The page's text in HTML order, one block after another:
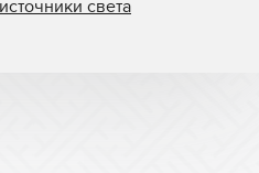
света